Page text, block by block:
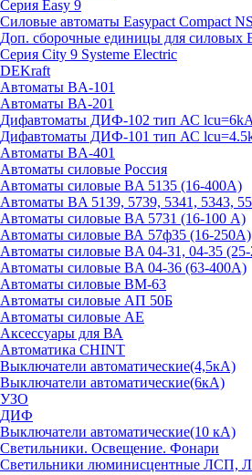
Серия Easy 9
Силовые автоматы Easypact Compact NS
Доп. сборочные единицы для силовых
Серия City 9 Systeme Electric
DEKraft
Автоматы BA-101
Автоматы ВА-201
Дифавтоматы ДИФ-102 тип АС lcu=6kA
Дифавтоматы ДИФ-101 тип АС
Автоматы BA-401
Автоматы силовые Россия
Автоматы силовые BA 5135 (16-400А)
Автоматы BA 5139, 5739, 5341, 5343,
Автоматы силовые BA 5731 (16-100 А)
Автоматы силовые ВА 57ф35 (16-250А)
Автоматы силовые BA 04-31, 04-35
Автоматы силовые BA 04-36 (63-400А)
Автоматы силовые ВМ-63
Автоматы силовые АП 50Б
Автоматы силовые АЕ
Аксессуары для ВА
Автоматика CHINT
Выключатели автоматические(4,5кА)
Выключатели автоматические(6кА)
УЗО
ДИФ
Выключатели автоматические(10 кА)
Светильники. Освещение. Фонари
Светильники люминисцентные